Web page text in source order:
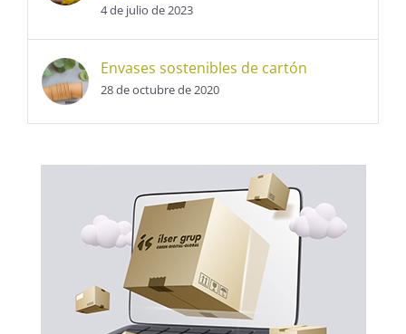
4 de julio de 2023
Envases sostenibles de cartón
28 de octubre de 2020